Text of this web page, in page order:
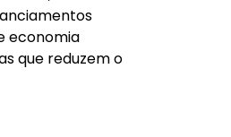
economia
que reduzem o